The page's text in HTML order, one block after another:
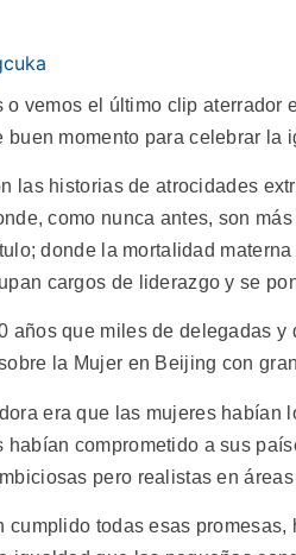
vemos el último clip aterrador
buen momento para celebrar la
las historias de atrocidades
como nunca antes, son
donde la mortalidad
cargos de liderazgo y se
años que miles de delegadas
la Mujer en Beijing con
era que las mujeres habían
habían comprometido a sus
pero realistas en
cumplido todas esas